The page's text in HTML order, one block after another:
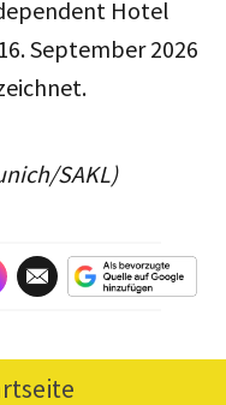
Hotel
September 2026
SAKL)